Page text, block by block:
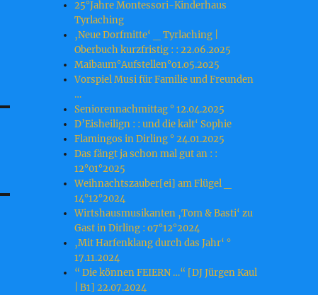
25°Jahre Montessori-Kinderhaus
Tyrlaching
‚Neue Dorfmitte‘ _ Tyrlaching |
Oberbuch kurzfristig : : 22.o6.2o25
Maibaum°Aufstellen°o1.o5.2o25
Vorspiel Musi für Familie und Freunden
…
Seniorennachmittag ° 12.04.2025
D’Eisheilign : : und die kalt‘ Sophie
Flamingos in Dirling ° 24.01.2025
Das fängt ja schon mal gut an : :
12°01°2025
Weihnachtszauber[ei] am Flügel _
14°12°2024
Wirtshausmusikanten ‚Tom & Basti‘ zu
Gast in Dirling : o7°12°2024
‚Mit Harfenklang durch das Jahr‘ °
17.11.2024
“ Die können FEIERN …“ [DJ Jürgen Kaul
| B1] 22.07.2024